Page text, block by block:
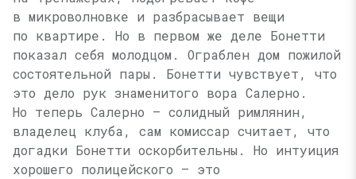
в микроволновке и разбрасывает вещи
по квартире. Но в первом же деле Бонетти
показал себя молодцом. Ограблен дом пожилой
состоятельной пары. Бонетти чувствует, что
это дело рук знаменитого вора Салерно.
Но теперь Салерно — солидный римлянин,
владелец клуба, сам комиссар считает, что
догадки Бонетти оскорбительны. Но интуиция
хорошего полицейского — это